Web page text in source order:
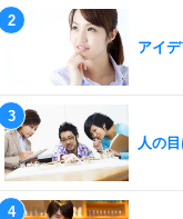
アイ
人の